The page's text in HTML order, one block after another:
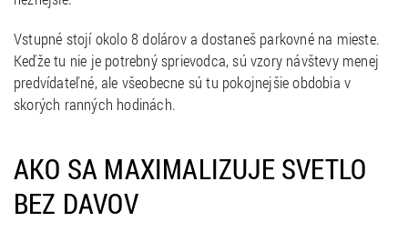
Vstupné stojí okolo 8 dolárov a dostaneš parkovné na mieste.
Keďže tu nie je potrebný sprievodca, sú vzory návštevy menej
predvídateľné, ale všeobecne sú tu pokojnejšie obdobia v
skorých ranných hodinách.
AKO SA MAXIMALIZUJE SVETLO
BEZ DAVOV